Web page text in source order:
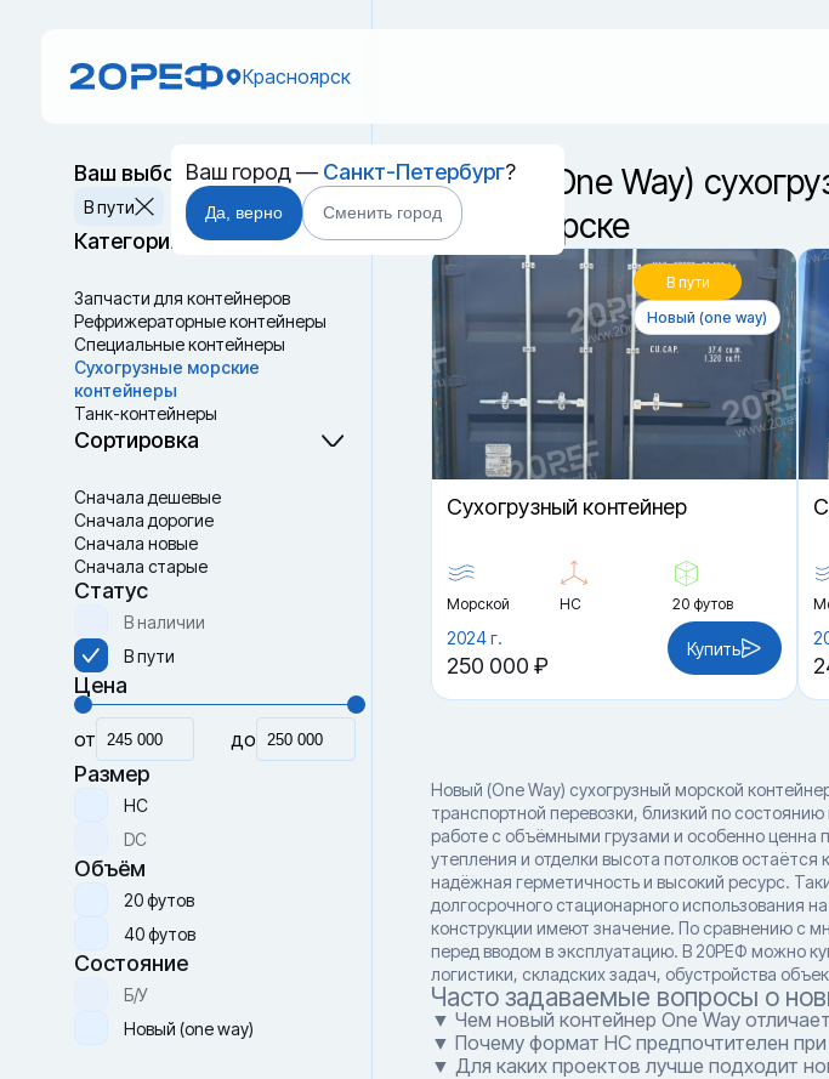
Красноярск
Ваш город — Санкт-Петербург?
Да, верно Сменить город
Ваш выбор
Сбросить
В пути
Категории
Запчасти для контейнеров
Рефрижераторные контейнеры
Специальные контейнеры
Cухогрузные морские
контейнеры
Танк-контейнеры
Термоконтейнеры
Сортировка
Сначала дешевые
Сначала дорогие
Сначала новые
Сначала старые
Статус
В наличии
В пути
Цена
от до
Размер
HC
DC
Объём
20 футов
40 футов
Состояние
Б/У
Новый (one way)
Новый (One Way)
Красноярске
В пути
Новый (one way)
Cухогрузный контейнер
Морской HC 20 футов
2024 г.
250 000 ₽
Купить
Новый (One Way) сухогрузный морской
транспортной перевозки, близкий по
работе с объёмными грузами и особенно
утепления и отделки высота потолков
надёжная герметичность и высокий ресурс.
долгосрочного стационарного использования
конструкции имеют значение. По сравнению с
перед вводом в эксплуатацию. В 20РЕФ можно
логистики, складских задач, обустройства
Часто задаваемые вопросы о
▼ Чем новый контейнер One Way
▼ Почему формат HC предпочтителен
▼ Для каких проектов лучше подходит